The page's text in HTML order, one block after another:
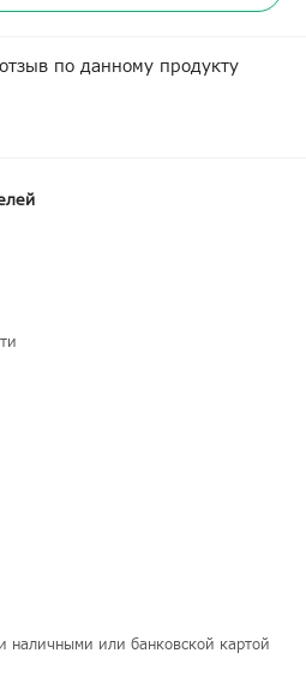
по данному продукту
наличными или банковской картой